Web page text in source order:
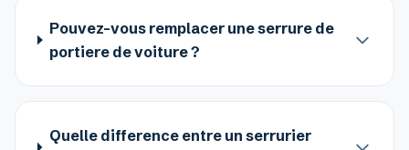
Pouvez-vous remplacer une serrure de
portiere de voiture ?
Quelle difference entre un serrurier